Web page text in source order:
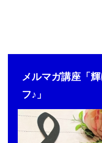
メルマガ講座「
フ♪」